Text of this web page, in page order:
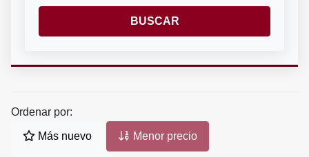
BUSCAR
Ordenar por:
Más nuevo Menor precio